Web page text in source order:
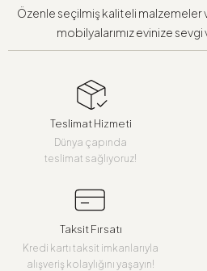
Özenle seçilmiş kaliteli malzemeler
mobilyalarımız evinize
Teslimat Hizmeti
Dünya çapında
teslimat sağlıyoruz!
Taksit Fırsatı
Kredi kartı taksit imkanlarıyla
alışveriş kolaylığını yaşayın!